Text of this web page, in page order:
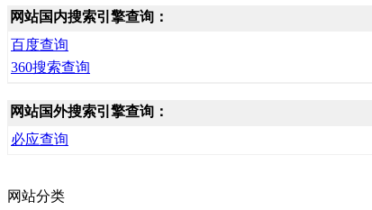
网站国内搜索引擎查询：
百度查询
360搜索查询
网站国外搜索引擎查询：
必应查询
网站分类